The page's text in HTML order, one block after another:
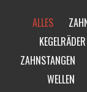
ALLES
KEGELRÄDER
ZAHNSTANGEN
WELLEN